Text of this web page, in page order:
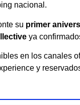
nacional.
su primer
ya
en los canales
y